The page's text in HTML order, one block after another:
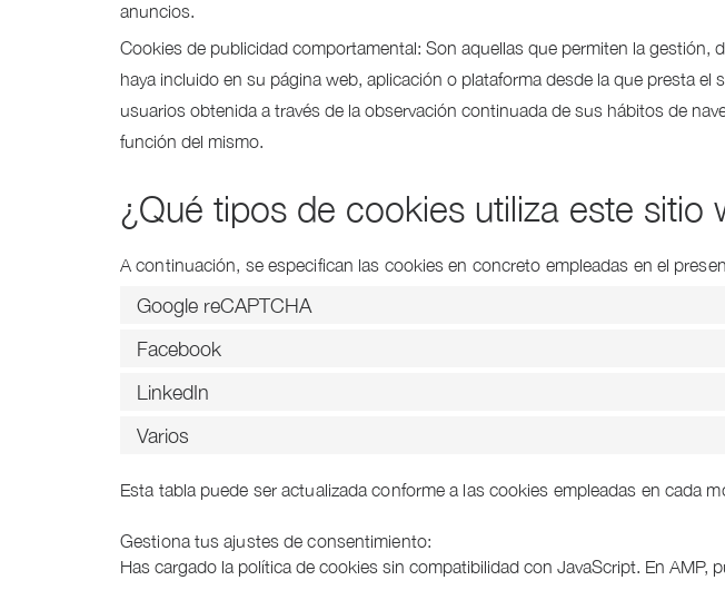
anuncios.
Cookies de publicidad comportamental: Son aquellas que permiten la gestión,
haya incluido en su página web, aplicación o plataforma desde la que presta
usuarios obtenida a través de la observación continuada de sus hábitos de
función del mismo.
¿Qué tipos de cookies utiliza este sitio
A continuación, se especifican las cookies en concreto empleadas en el
Google reCAPTCHA
Facebook
LinkedIn
Varios
Esta tabla puede ser actualizada conforme a las cookies empleadas en cada
Gestiona tus ajustes de consentimiento:
Has cargado la política de cookies sin compatibilidad con JavaScript. En